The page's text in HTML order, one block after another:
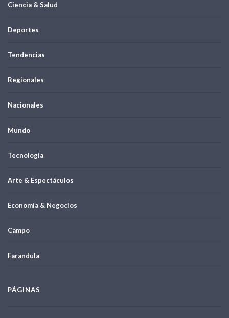
Ciencia & Salud
Deportes
Tendencias
Regionales
Nacionales
Mundo
Tecnología
Arte & Espectáculos
Economía & Negocios
Campo
Farandula
PÁGINAS